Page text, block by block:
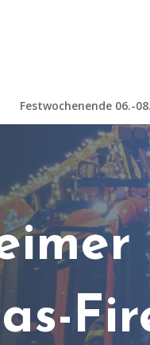
Festwochenende 06.-